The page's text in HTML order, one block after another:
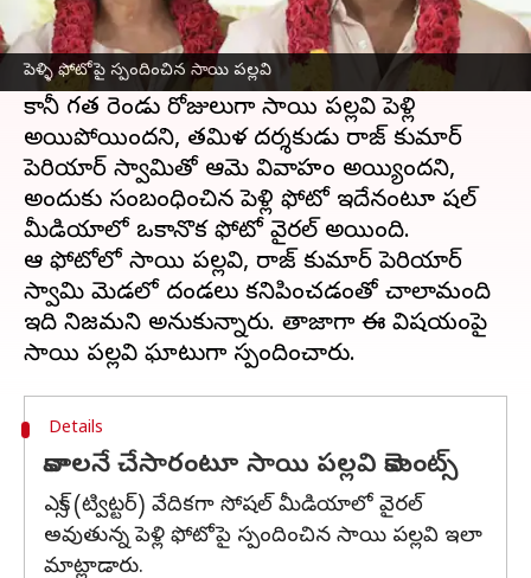
పెళ్ళి ఫోటోపై స్పందించిన సాయి పల్లవి
సోషల్ మీడియాలో సెలబ్రిటీల మీద అనేక రూమర్స్
వస్తుంటాయి. అలాంటి రూమర్స్ హీరోయిన్సాయి
పల్లవికూడా గతంలో చాలా వచ్చాయి.
కానీ గత రెండు రోజులుగా సాయి పల్లవి పెళ్లి
అయిపోయిందని, తమిళ దర్శకుడు రాజ్ కుమార్
పెరియార్ స్వామితో ఆమె వివాహం అయ్యిందని,
అందుకు సంబంధించిన పెళ్లి ఫోటో ఇదేనంటూ సోషల్
మీడియాలో ఒకానొక ఫోటో వైరల్ అయింది.
ఆ ఫోటోలో సాయి పల్లవి, రాజ్ కుమార్ పెరియార్
స్వామి మెడలో దండలు కనిపించడంతో చాలామంది
ఇది నిజమని అనుకున్నారు. తాజాగా ఈ విషయంపై
Details
కావాలనే చేసారంటూ సాయి పల్లవి కామెంట్స్
ఎక్స్ (ట్విట్టర్) వేదికగా సోషల్ మీడియాలో వైరల్
అవుతున్న పెళ్లి ఫోటోపై స్పందించిన సాయి పల్లవి ఇలా
మాట్లాడారు.